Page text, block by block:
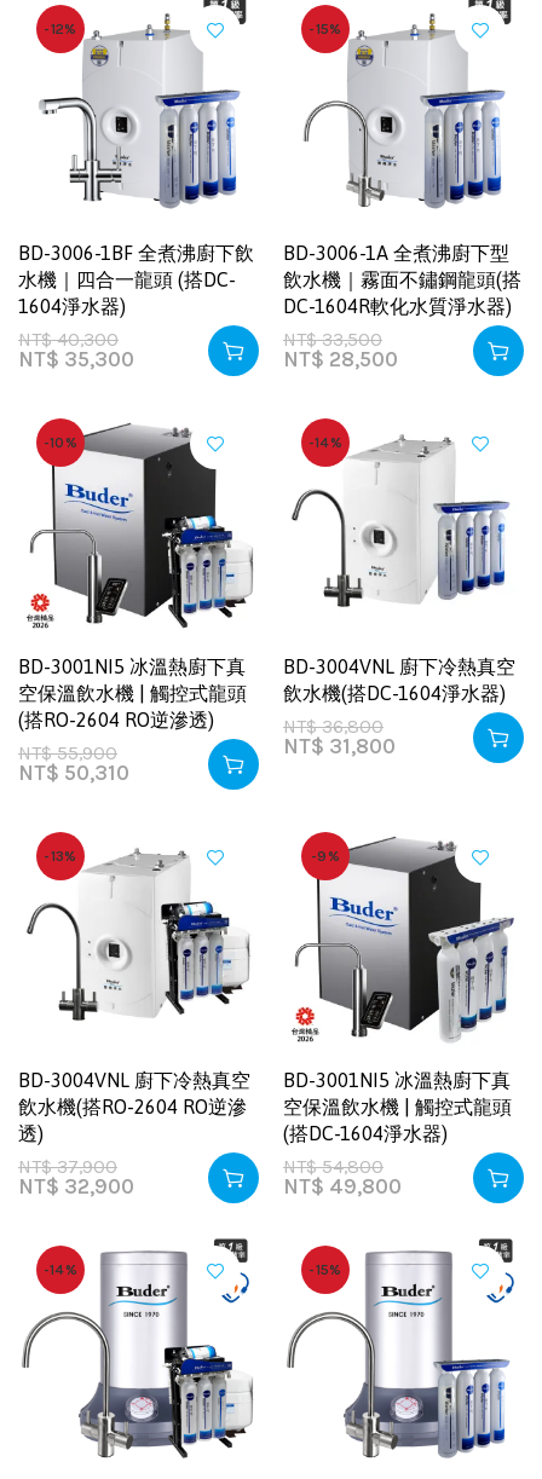
-12%
BD-3006-1BF 全煮沸廚下飲
水機｜四合一龍頭 (搭DC-
1604淨水器)
NT$40,300
NT$ 35,300
-15%
BD-3006-1A 全煮沸廚下型
飲水機｜霧面不鏽鋼龍頭(搭
DC-1604R軟化水質淨水器)
NT$33,500
NT$ 28,500
-10%
BD-3001NI5 冰溫熱廚下真
空保溫飲水機 | 觸控式龍頭
(搭RO-2604 RO逆滲透)
NT$55,900
NT$ 50,310
-14%
BD-3004VNL 廚下冷熱真空
飲水機(搭DC-1604淨水器)
NT$36,800
NT$ 31,800
-13%
BD-3004VNL 廚下冷熱真空
飲水機(搭RO-2604 RO逆滲
透)
NT$37,900
NT$ 32,900
-9%
BD-3001NI5 冰溫熱廚下真
空保溫飲水機 | 觸控式龍頭
(搭DC-1604淨水器)
NT$54,800
NT$ 49,800
-14% -15%